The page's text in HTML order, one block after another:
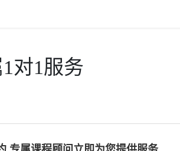
对1服务